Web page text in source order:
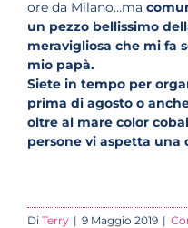
ore da Milano…ma
un pezzo bellissimo
meravigliosa che mi fa
mio papà.
Siete in tempo per
prima di agosto o
oltre al mare color
persone vi aspetta una
Di Terry | 9 Maggio 2019 |